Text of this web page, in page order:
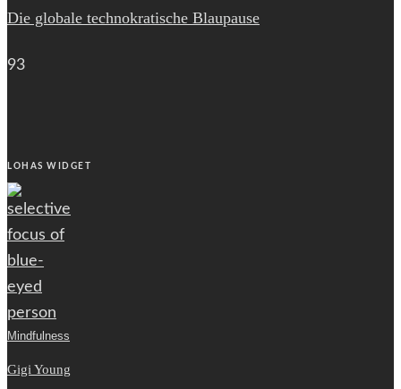
Die globale technokratische Blaupause
93
LOHAS WIDGET
Mindfulness
Gigi Young